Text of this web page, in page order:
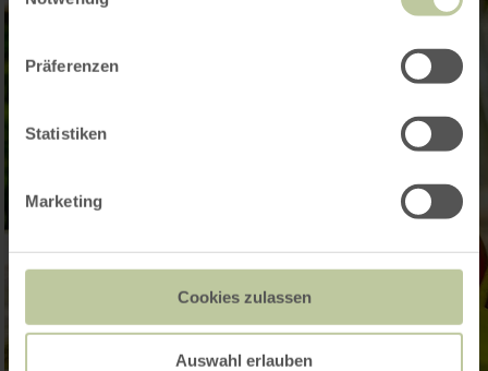
Präferenzen
Statistiken
Marketing
Cookies zulassen
Auswahl erlauben